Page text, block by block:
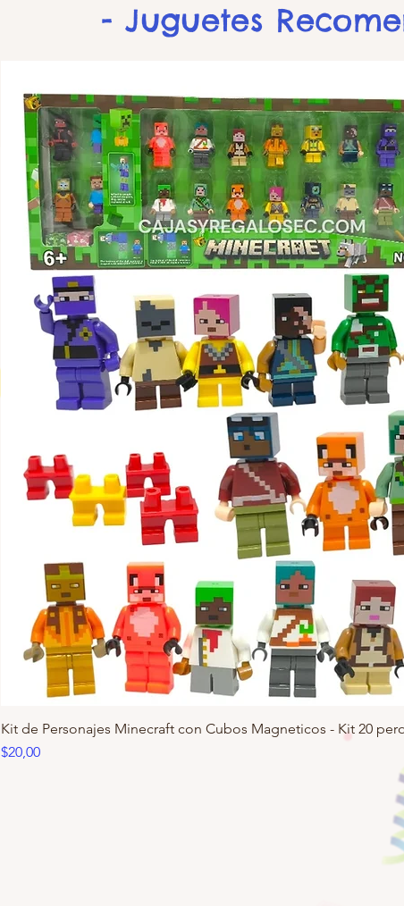
Kit de Personajes Minecraft con Cubos Magneticos - Kit 20
Precio
$20,00
- Juguetes